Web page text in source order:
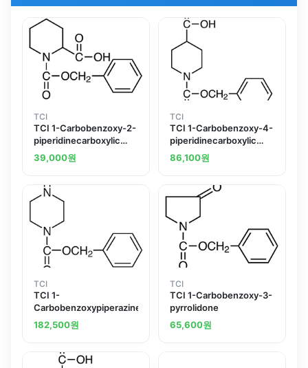
TCI
TCI 1-Carbobenzoxy-2-
piperidinecarboxylic
Acid
39,000원
TCI
TCI 1-Carbobenzoxy-4-
piperidinecarboxylic
Acid
86,100원
TCI
TCI 1-
Carbobenzoxypiperazine
182,500원
TCI
TCI 1-Carbobenzoxy-3-
pyrrolidone
65,600원